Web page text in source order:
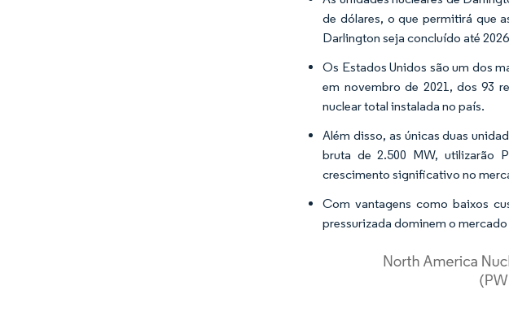
de dólares, o que permitirá que
Darlington seja concluído até
Os Estados Unidos são um dos
em novembro de 2021, dos 93
nuclear total instalada no país.
Além disso, as únicas duas
bruta de 2.500 MW, utilizarão
crescimento significativo no
Com vantagens como baixos
pressurizada dominem o